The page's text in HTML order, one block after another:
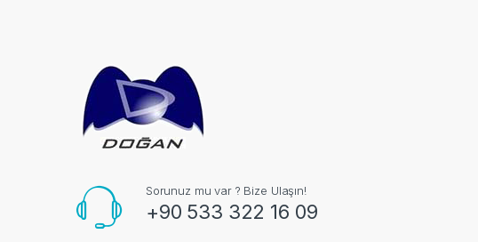
Sorunuz mu var ? Bize Ulaşın!
+90 533 322 16 09